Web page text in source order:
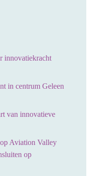
innovatiekracht
in centrum Geleen
van innovatieve
Aviation Valley
op